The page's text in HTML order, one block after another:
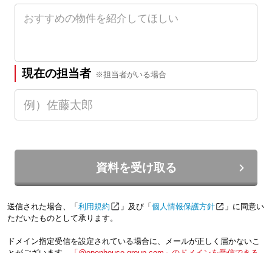
現在の担当者 ※担当者がいる場合
資料を受け取る
送信された場合、「 利用規約 」及び「 個人情報保護方針
」に同意い
ただいたものとして承ります。
ドメイン指定受信を設定されている場合に、メールが正しく届かないこ